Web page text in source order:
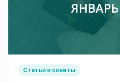
Статьи и советы